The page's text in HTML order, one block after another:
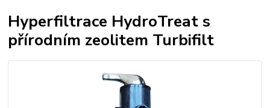
Hyperfiltrace HydroTreat s
přírodním zeolitem Turbifilt